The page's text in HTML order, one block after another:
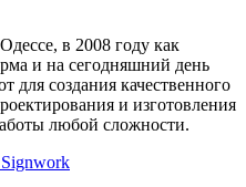
в 2008 году как
и на сегодняшний день
для создания качественного
и изготовления
любой сложности.
Signwork